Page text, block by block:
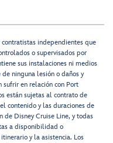
independientes que
o supervisados por
sus instalaciones ni medios
ninguna lesión o daños y
en relación con Port
están sujetas al contrato de
contenido y las duraciones de
de Disney Cruise Line, y todas
a disponibilidad o
y la asistencia. Los